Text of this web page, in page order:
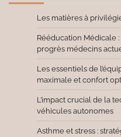
Les matières à
Rééducation Médicale
progrès médecins
Les essentiels de
maximale et confort
L’impact crucial de la
véhicules autonomes
Asthme et stress :